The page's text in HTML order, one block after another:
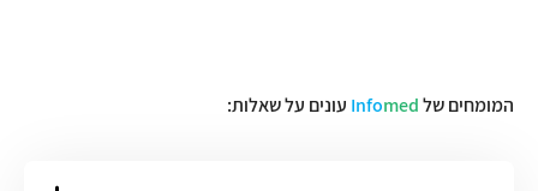
המומחים של Infomed עונים על שאלות: